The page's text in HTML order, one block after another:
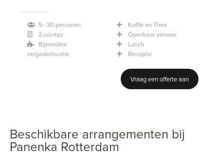
van de chesterfields, het terras, de houten tribune of in de
skybox. Bestel één van de 25 bieren of ga voor een
whisky, vermouth, gin of cocktail en maak je borrelsessie
compleet met de goeie happen van de borrelkaart.
kies dan voor de Skybox. Op de gehele locatie kun je met
maximaal 150 personen terecht. Wil je de locatie exclusief
5 - 30 personen
2 ruimtes
Bijzondere
vergaderlocatie
Koffie en Thee
Openbaar vervoer
Lunch
Receptie
Vraag een offerte aan
Beschikbare arrangementen bij
Panenka Rotterdam